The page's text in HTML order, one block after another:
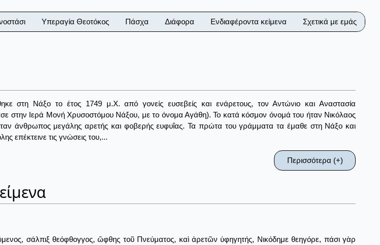
Υπεραγία Θεοτόκος Πάσχα Διάφορα Ενδιαφέροντα κείμενα Σχετικά με εμάς
στη Νάξο το έτος 1749 μ.Χ. από γονείς ευσεβείς και ενάρετους, τον Αντώνιο και Αναστασία
στην Ιερά Μονή Χρυσοστόμου Νάξου, με το όνομα Αγάθη). Το κατά κόσμον όνομά του ήταν Νικόλαος
ήταν άνθρωπος μεγάλης αρετής και φοβερής ευφυΐας. Τα πρώτα του γράμματα τα έμαθε στη Νάξο και
επέκτεινε τις γνώσεις του,...
Περισσότερα (+)
σάλπιξ θεόφθογγος, ὤφθης τοῦ Πνεύματος, καὶ ἀρετῶν ὑφηγητής, Νικόδημε θεηγόρε, πάσι γὰρ